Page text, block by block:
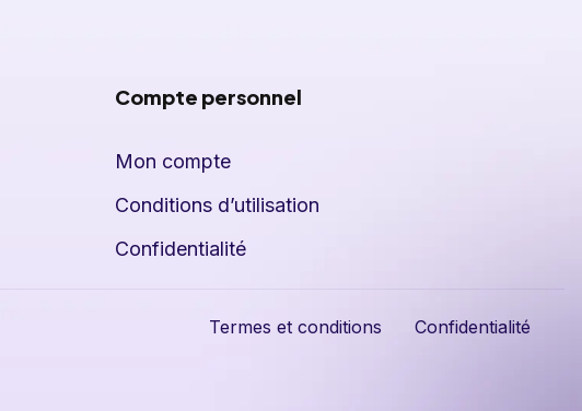
Compte personnel
Mon compte
Conditions d’utilisation
Confidentialité
Termes et conditions Confidentialité